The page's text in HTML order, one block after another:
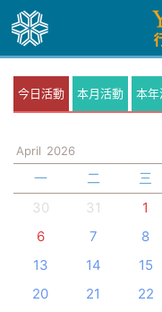
今日活動 本月活動 本年
April 2026
一 二 三
30
31 1
6
7 8
13
14 15
20
21 22